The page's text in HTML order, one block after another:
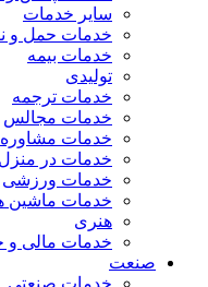
سایر خدمات
خدمات حمل و
خدمات بیمه
تولیدی
خدمات ترجمه
خدمات مجالس
خدمات مشاوره
خدمات در منزل
خدمات ورزشی
خدمات ماشین
هنری
خدمات مالی و
صنعت